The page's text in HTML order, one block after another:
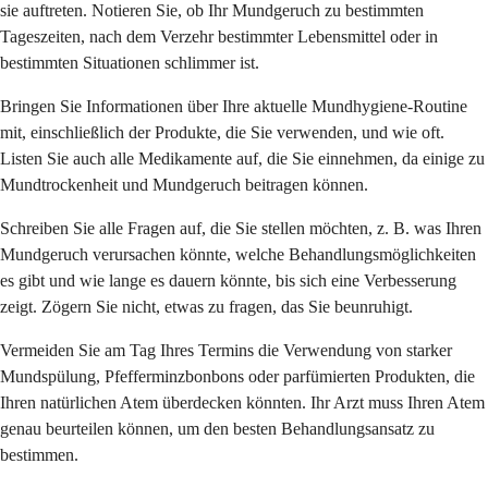
sie auftreten. Notieren Sie, ob Ihr Mundgeruch zu bestimmten
Tageszeiten, nach dem Verzehr bestimmter Lebensmittel oder in
bestimmten Situationen schlimmer ist.
Bringen Sie Informationen über Ihre aktuelle Mundhygiene-Routine
mit, einschließlich der Produkte, die Sie verwenden, und wie oft.
Listen Sie auch alle Medikamente auf, die Sie einnehmen, da einige zu
Mundtrockenheit und Mundgeruch beitragen können.
Schreiben Sie alle Fragen auf, die Sie stellen möchten, z. B. was Ihren
Mundgeruch verursachen könnte, welche Behandlungsmöglichkeiten
es gibt und wie lange es dauern könnte, bis sich eine Verbesserung
zeigt. Zögern Sie nicht, etwas zu fragen, das Sie beunruhigt.
Vermeiden Sie am Tag Ihres Termins die Verwendung von starker
Mundspülung, Pfefferminzbonbons oder parfümierten Produkten, die
Ihren natürlichen Atem überdecken könnten. Ihr Arzt muss Ihren Atem
genau beurteilen können, um den besten Behandlungsansatz zu
bestimmen.